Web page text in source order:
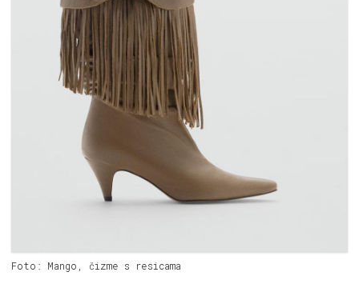
Foto: Mango, čizme s resicama